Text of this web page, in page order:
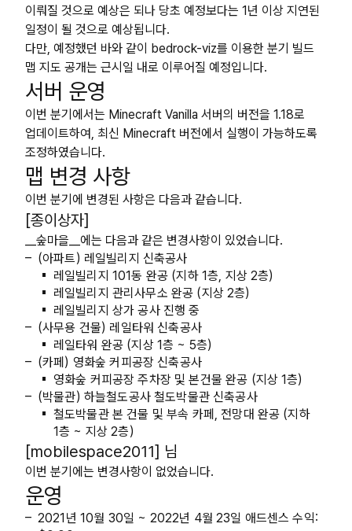
이뤄질 것으로 예상은 되나 당초 예정보다는 1년 이상 지연된
일정이 될 것으로 예상됩니다.
다만, 예정했던 바와 같이 bedrock-viz를 이용한 분기 빌드
맵 지도 공개는 근시일 내로 이루어질 예정입니다.
서버 운영
이번 분기에서는 Minecraft Vanilla 서버의 버전을 1.18로
업데이트하여, 최신 Minecraft 버전에서 실행이 가능하도록
조정하였습니다.
맵 변경 사항
이번 분기에 변경된 사항은 다음과 같습니다.
[종이상자]
__숲마을__에는 다음과 같은 변경사항이 있었습니다.
(아파트) 레일빌리지 신축공사
레일빌리지 101동 완공 (지하 1층, 지상 2층)
레일빌리지 관리사무소 완공 (지상 2층)
레일빌리지 상가 공사 진행 중
(사무용 건물) 레일타워 신축공사
레일타워 완공 (지상 1층 ~ 5층)
(카페) 영화숲 커피공장 신축공사
영화숲 커피공장 주차장 및 본건물완공 (지상 1층)
(박물관) 하늘철도공사 철도박물관 신축공사
철도박물관 본 건물 및 부속 카페, 전망대 완공 (지하
1층 ~ 지상 2층)
[mobilespace2011] 님
이번 분기에는 변경사항이 없었습니다.
운영
2021년 10월 30일 ~ 2022년 4월 23일 애드센스 수익: